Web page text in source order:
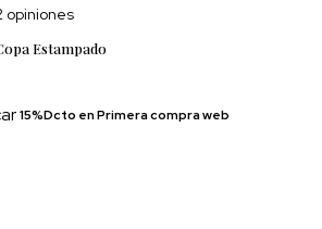
opiniones
Estampado
15%Dcto en Primera compra web